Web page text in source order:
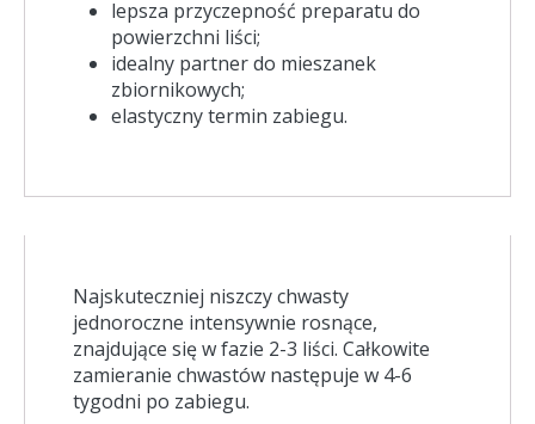
lepsza przyczepność preparatu do
powierzchni liści;
idealny partner do mieszanek
zbiornikowych;
elastyczny termin zabiegu.
Najskuteczniej niszczy chwasty
jednoroczne intensywnie rosnące,
znajdujące się w fazie 2-3 liści. Całkowite
zamieranie chwastów następuje w 4-6
tygodni po zabiegu.